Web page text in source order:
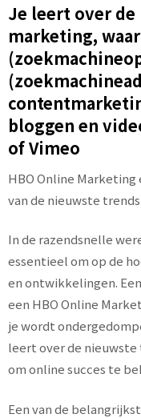
Je leert over
marketing,
bloggen en
of Vimeo
HBO Online Marketing
van de nieuwste
In de razendsnelle
essentieel om op de
en ontwikkelingen.
een HBO Online
je wordt
leert over de
om online succes te
Een van de